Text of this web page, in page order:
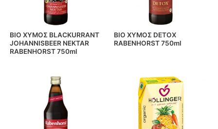
BIO ΧΥΜΟΣ BLACKURRANT
JOHANNISBEER NEKTAR
RABENHORST 750ml
BIO ΧΥΜΟΣ DETOX
RABENHORST 750ml